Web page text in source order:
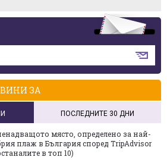
ЗА
ПОСЛЕДНИТЕ 30 ДНИ
място, определено за най-
плаж в България според TripAdvisor
в топ 10)